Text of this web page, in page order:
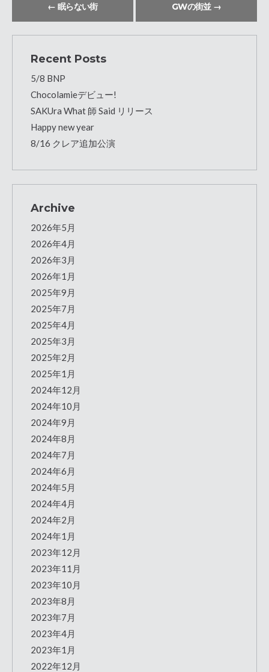
← 眠らない街 GWの街並 →
Recent Posts
5/8 BNP
Chocolamieデビュー!
SAKUra What 師 Said リリース
Happy new year
8/16 クレア追加公演
Archive
2026年5月
2026年4月
2026年3月
2026年1月
2025年9月
2025年7月
2025年4月
2025年3月
2025年2月
2025年1月
2024年12月
2024年10月
2024年9月
2024年8月
2024年7月
2024年6月
2024年5月
2024年4月
2024年2月
2024年1月
2023年12月
2023年11月
2023年10月
2023年8月
2023年7月
2023年4月
2023年1月
2022年12月